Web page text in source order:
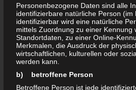
im Oktober verstorben ist.
Unsere Anteilnahme gilt vor allem
Lieber Matthias, wir werden Dich sehr
Auch in diesem Jahr konnten wir bis
gewährleisten, dass der Bürgertreff im
die Olvenstedter Bürgerinnen und
Ehrenamtlich tätige Mitglieder des
Personenbezogene Daten sind alle
identifizierbare natürliche Person
identifizierbar wird eine natürliche
mittels Zuordnung zu einer
Standortdaten, zu einer Online-
Merkmalen, die Ausdruck der
wirtschaftlichen, kulturellen oder
werden kann.
b) betroffene Person
Betroffene Person ist jede